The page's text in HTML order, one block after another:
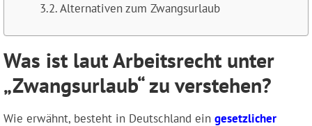
Alternativen zum Zwangsurlaub
Was ist laut Arbeitsrecht unter
„Zwangsurlaub“ zu verstehen?
Wie erwähnt, besteht in Deutschland ein gesetzlicher